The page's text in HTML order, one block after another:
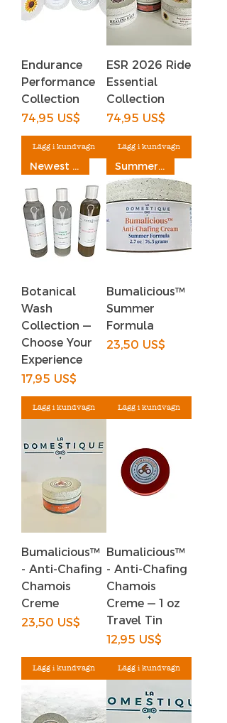
Endurance
Performance
Collection
Pris
74,95 US$
Lägg i kundvagn
ESR 2026 Ride
Essential
Collection
Pris
74,95 US$
Lägg i kundvagn
Newest Addition
Botanical
Wash
Collection —
Choose Your
Experience
Pris
17,95 US$
Lägg i kundvagn
Summer Formula
Bumalicious™
Summer
Formula
Pris
23,50 US$
Lägg i kundvagn
Bumalicious™
- Anti-Chafing
Chamois
Creme
Pris
23,50 US$
Lägg i kundvagn
Bumalicious™
- Anti-Chafing
Chamois
Creme — 1 oz
Travel Tin
Pris
12,95 US$
Lägg i kundvagn